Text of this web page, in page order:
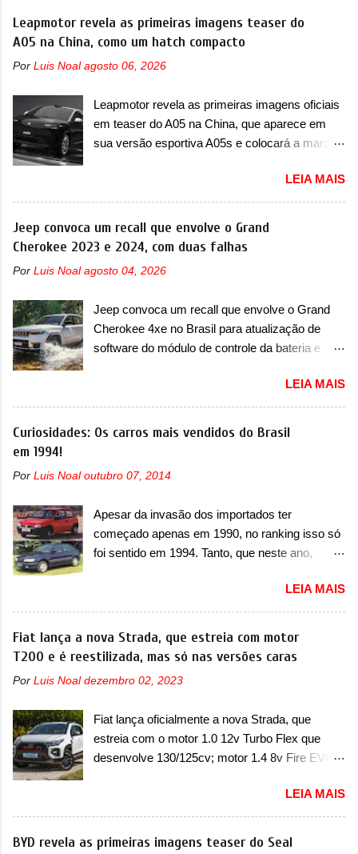
Leapmotor revela as primeiras imagens teaser do
A05 na China, como um hatch compacto
Por Luis Noal agosto 06, 2026
Leapmotor revela as primeiras imagens oficiais
em teaser do A05 na China, que aparece em
sua versão esportiva A05s e colocará a marca
apresentando uma rápida expansão na China
em termos de portfólio. Apoiada pela Stellantis,
a marca confirmou a estreia de um novo
modelo compacto à sua linha. Posicionado
primeiras imagens teaser do A05, que nas
esportiva, o A05s. Previsto para ser lançado
ainda neste ano na China, o compacto elétrico
colocará a Leapmotor para concorrer com uma
BYD Dolphin e Geely EX2. Visualmente, o A05
conta com um design já visto por outros
modelos da marca, em especial do SUV
SUV, o A05 nasce com um design que está
possui faróis com um desenho mais retangular,
com um pequeno prolongamento para as
laterais. Os faróis cont...
LEIA MAIS
Jeep convoca um recall que envolve o Grand
Cherokee 2023 e 2024, com duas falhas
Por Luis Noal agosto 04, 2026
Jeep convoca um recall que envolve o Grand
Cherokee 4xe no Brasil para atualização de
software do módulo de controle da bateria e
Jeep convocou no dia 10 de outubro de 2025
um chamado que envolve os proprietários do
Grand Cherokee 4xe, em sua versão única
unidades afetadas precisam retornar a uma
dois problemas. O primeiro deles será uma
atualização do software do módulo de controle
da bateria (AHCP e HCP). Para alguns veículos
verificação e, se necessário, a substituição do
motor do ventilador HVAC (aquecimento,
ventilação e ar-condicionado). A marca também
confirmou que “foi identificada a possibilidade de
uma sobrecarga do microprocessador do
poderá causar a perda de força motriz,
requerendo a atualização do software do
modulo de...
LEIA MAIS
Curiosidades: Os carros mais vendidos do Brasil
em 1994!
Por Luis Noal outubro 07, 2014
Apesar da invasão dos importados ter
começado apenas em 1990, no ranking isso só
foi sentido em 1994. Tanto, que neste ano,
começar pelo Chevrolet Corsa, o mais
destacado deles no ranking que perdurou no
nosso mercado até início de 2012 e com
certeza foi um grandioso lançamento da
ano também era lançada a nova geração do
ganhava uma nova geração feita do zero,
apelidada de "Bolinha" por suas formas
arredondadas. Além do Gol, outro Volkswagen
versão hatchback do Logus que chegava
depois de um ano de atraso. A invasão de 1994
foi marcava pelos franceses, alemães,
LEIA MAIS
Fiat lança a nova Strada, que estreia com motor
T200 e é reestilizada, mas só nas versões caras
Por Luis Noal dezembro 02, 2023
Fiat lança oficialmente a nova Strada, que
estreia com o motor 1.0 12v Turbo Flex que
desenvolve 130/125cv; motor 1.4 8v Fire EVO
oficialmente a nova Strada, que aparece com
mudanças visuais e com uma nova opção de
motor. Depois da picape compacta receber o
LEIA MAIS
BYD revela as primeiras imagens teaser do Seal